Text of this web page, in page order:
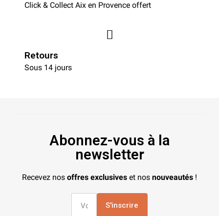
Click & Collect Aix en Provence offert
Retours
Sous 14 jours
Abonnez-vous à la
newsletter
Recevez nos offres exclusives et nos nouveautés !
S'inscrire